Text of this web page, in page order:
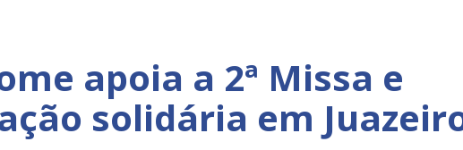
apoia a 2ª Missa e
solidária em